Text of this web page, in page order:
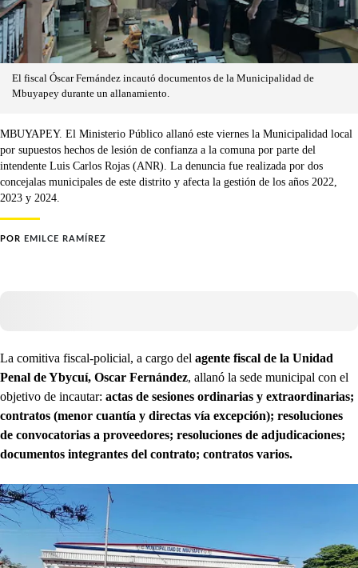
El fiscal Óscar Fernández incautó documentos de la Municipalidad de
Mbuyapey durante un allanamiento.
MBUYAPEY. El Ministerio Público allanó este viernes la Municipalidad local
por supuestos hechos de lesión de confianza a la comuna por parte del
intendente Luis Carlos Rojas (ANR). La denuncia fue realizada por dos
concejalas municipales de este distrito y afecta la gestión de los años 2022,
2023 y 2024.
POR EMILCE RAMÍREZ
La comitiva fiscal-policial, a cargo del agente fiscal de la Unidad
Penal de Ybycuí, Oscar Fernández, allanó la sede municipal con el
objetivo de incautar: actas de sesiones ordinarias y extraordinarias;
contratos (menor cuantía y directas vía excepción); resoluciones
de convocatorias a proveedores; resoluciones de adjudicaciones;
documentos integrantes del contrato; contratos varios.